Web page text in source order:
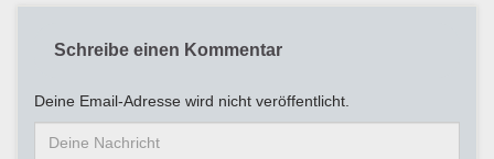
Schreibe einen Kommentar
Deine Email-Adresse wird nicht veröffentlicht.